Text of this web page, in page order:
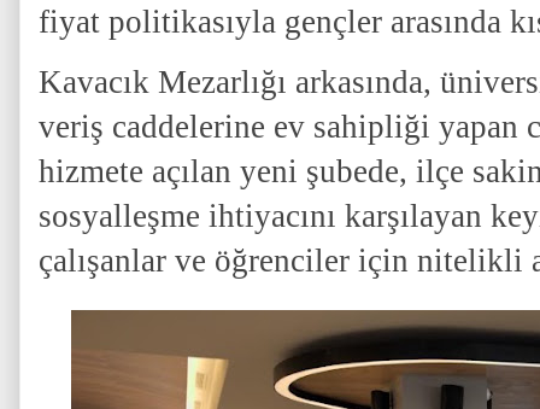
fiyat politikasıyla gençler arasında
Kavacık Mezarlığı arkasında,
veriş caddelerine ev sahipliği yapan
hizmete açılan yeni şubede, ilçe
sosyalleşme ihtiyacını karşılayan
çalışanlar ve öğrenciler için nitelikli